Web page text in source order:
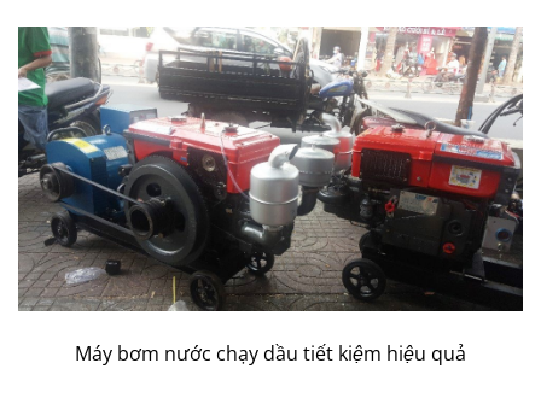
Máy bơm nước chạy dầu tiết kiệm hiệu quả